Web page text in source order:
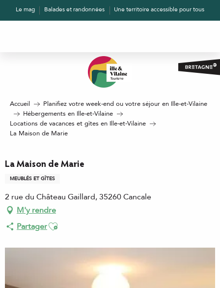
AllerLe mag Balades et randonnées Une territoire accessible pour tous
Accueil
Planifiez votre week-end ou votre séjour en Ille-et-Vilaine
Hébergements en Ille-et-Vilaine
Locations de vacances et gîtes en Ille-et-Vilaine
La Maison de Marie
La Maison de Marie
MEUBLÉS ET GÎTES
2 rue du Château Gaillard, 35260 Cancale
M'y rendre
PartagerAjouter aux favoris